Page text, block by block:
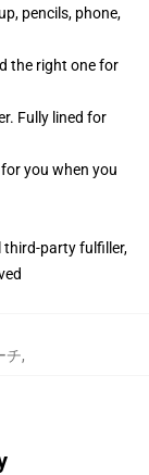
pencils, phone,
the right one for
Fully lined for
you when you
third-party fulfiller,
チ,